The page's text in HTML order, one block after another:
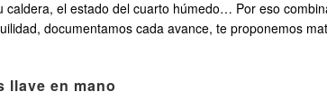
el estado del cuarto húmedo… Por eso
documentamos cada avance, te proponemos
llave en mano